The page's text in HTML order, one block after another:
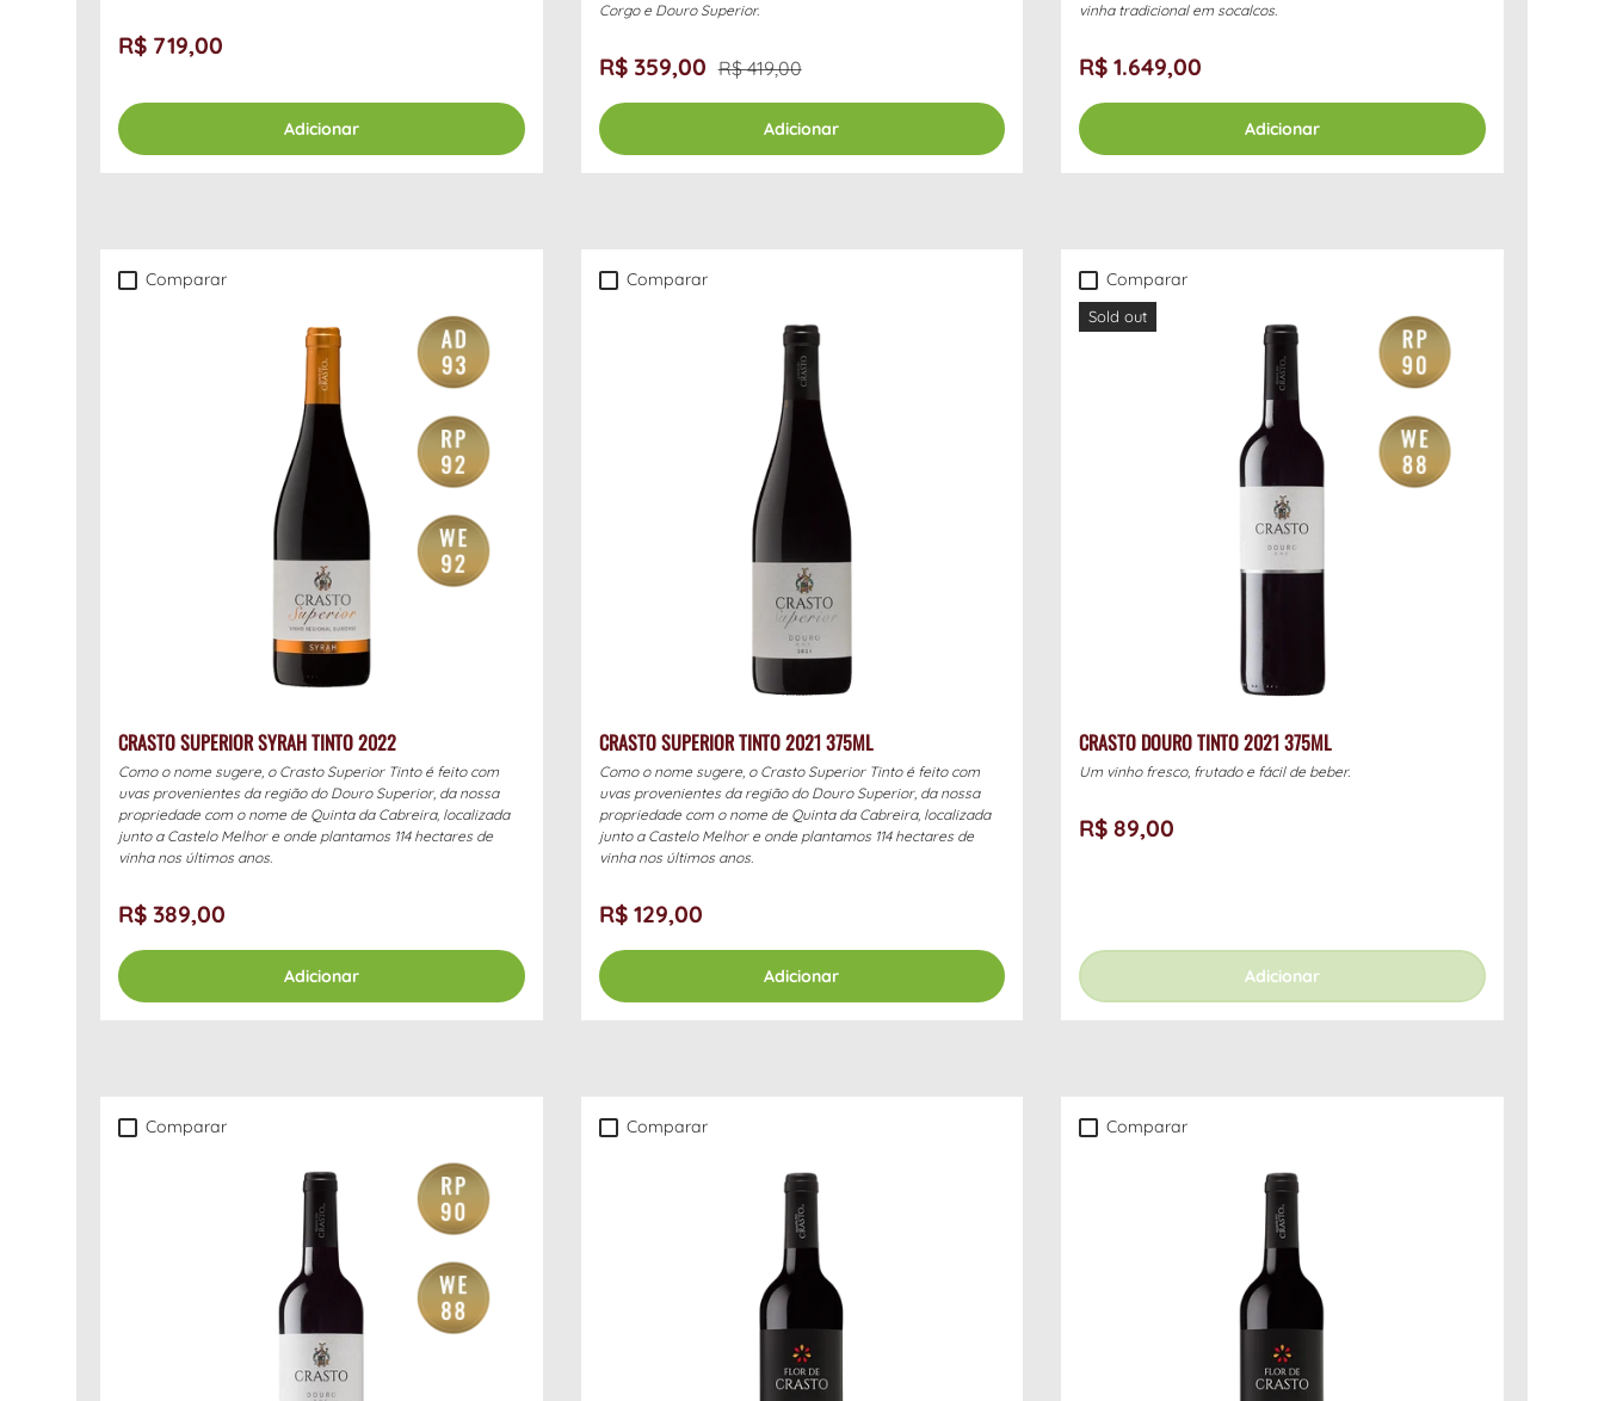
R$ 719,00
Adicionar
Corgo e Douro Superior.
R$ 359,00 R$ 419,00
Adicionar
vinha tradicional em socalcos.
R$ 1.649,00
Adicionar
Comparar
CRASTO SUPERIOR SYRAH TINTO 2022
Como o nome sugere, o Crasto Superior Tinto é feito com
uvas provenientes da região do Douro Superior, da nossa
propriedade com o nome de Quinta da Cabreira, localizada
junto a Castelo Melhor e onde plantamos 114 hectares de
vinha nos últimos anos.
R$ 389,00
Adicionar
Comparar
CRASTO SUPERIOR TINTO 2021 375ML
Como o nome sugere, o Crasto Superior Tinto é feito com
uvas provenientes da região do Douro Superior, da nossa
propriedade com o nome de Quinta da Cabreira, localizada
junto a Castelo Melhor e onde plantamos 114 hectares de
vinha nos últimos anos.
R$ 129,00
Adicionar
Comparar
Sold out
CRASTO DOURO TINTO 2021 375ML
Um vinho fresco, frutado e fácil de beber.
R$ 89,00
Adicionar
Comparar Comparar Comparar